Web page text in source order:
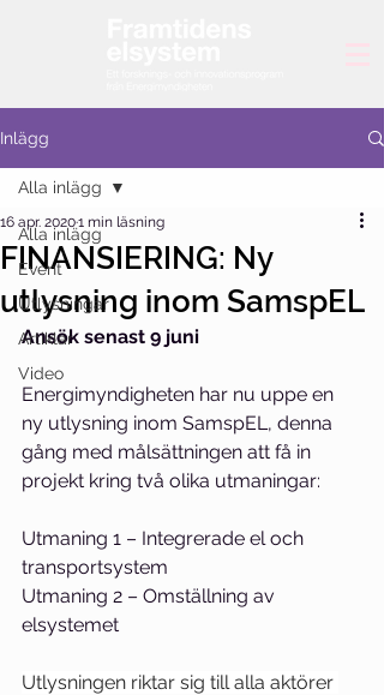
Inlägg
Alla inlägg
Event
Utlysningar
Artiklar
Video
Alla inlägg
FINANSIERING: Ny
utlysning inom SamspEL
16 apr. 20201 min läsning
Ansök senast 9 juni
Energimyndigheten har nu uppe en
ny utlysning inom SamspEL, denna
gång med målsättningen att få in
projekt kring två olika utmaningar:
Utmaning 1 – Integrerade el och
transportsystem
Utmaning 2 – Omställning av
elsystemet
Utlysningen riktar sig till alla aktörer